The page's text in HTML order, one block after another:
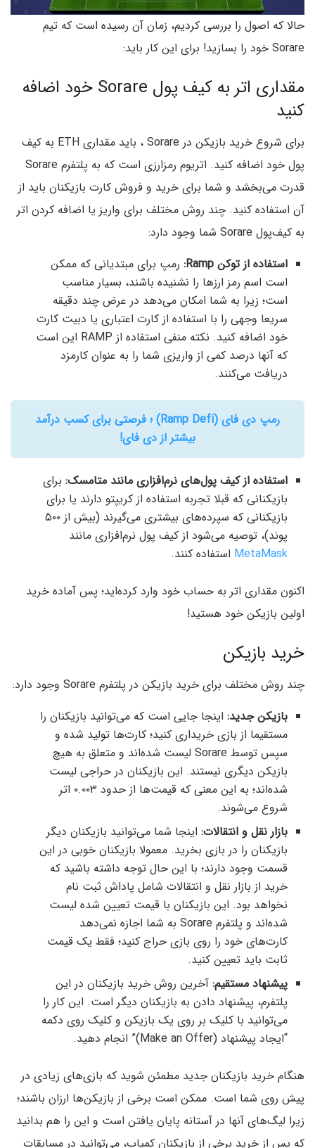
حالا که اصول را بررسی کردیم، زمان آن رسیده است که تیم
Sorare خود را بسازید! برای این کار باید:
مقداری اتر به کیف پول Sorare خود اضافه
کنید
برای شروع خرید بازیکن در Sorare ، باید مقداری ETH به کیف
پول خود اضافه کنید. اتریوم رمزارزی است که به پلتفرم Sorare
قدرت می‌بخشد و شما برای خرید و فروش کارت بازیکنان باید از
آن استفاده کنید. چند روش مختلف برای واریز یا اضافه کردن اتر
به کیف‌پول Sorare شما وجود دارد:
استفاده از توکن Ramp:
رمپ برای مبتدیانی که ممکن
است اسم رمز ارزها را نشنیده باشند، بسیار مناسب
است؛ زیرا به شما امکان می‌دهد در عرض چند دقیقه
سریعا وجهی را با استفاده از کارت اعتباری یا دبیت کارت
خود اضافه کنید. نکته منفی استفاده از RAMP این است
که آنها درصد کمی از واریزی شما را به عنوان کارمزد
دریافت می‌کنند.
رمپ دی فای (Ramp Defi) ؛ فرصتی برای کسب درآمد
بیشتر از دی فای!
استفاده از کیف پول‌های نرم‌افزاری مانند متامسک: برای
بازیکنانی که قبلا تجربه استفاده از کریپتو دارند یا برای
بازیکنانی که سپرده‌های بیشتری می‌گیرند (بیش از ۵۰۰
پوند)، توصیه می‌شود از کیف پول نرم‌افزاری مانند
MetaMask استفاده کنند.
اکنون مقداری اتر به حساب خود وارد کرده‌اید؛ پس آماده خرید
اولین بازیکن خود هستید!
خرید بازیکن
چند روش مختلف برای خرید بازیکن در پلتفرم Sorare وجود دارد:
بازیکن جدید: اینجا جایی است که می‌توانید بازیکنان را
مستقیما از بازی خریداری کنید؛ کارت‌ها تولید شده و
سپس توسط Sorare لیست شده‌اند و متعلق به هیچ
بازیکن دیگری نیستند. این بازیکنان در حراجی لیست
شده‌اند؛ به این معنی که قیمت‌ها از حدود ۰.۰۰۳ اتر
شروع می‌شوند.
بازار نقل و انتقالات: اینجا شما می‌توانید بازیکنان دیگر
بازیکنان را در بازی بخرید. معمولا بازیکنان خوبی در این
قسمت وجود دارند؛ با این حال توجه داشته باشید که
خرید از بازار نقل و انتقالات شامل پاداش ثبت نام
نخواهد بود. این بازیکنان با قیمت تعیین شده لیست
شده‌اند و پلتفرم Sorare به شما اجازه نمی‌دهد
کارت‌های خود را روی بازی حراج کنید؛ فقط یک قیمت
ثابت باید تعیین کنید.
پیشنهاد مستقیم: آخرین روش خرید بازیکنان در این
پلتفرم، پیشنهاد دادن به بازیکنان دیگر است. این کار را
می‌توانید با کلیک بر روی یک بازیکن و کلیک روی دکمه
“ایجاد پیشنهاد (Make an Offer)” انجام دهید.
هنگام خرید بازیکنان جدید مطمئن شوید که بازی‌های زیادی در
پیش روی شما است. ممکن است برخی از بازیکن‌ها ارزان باشند؛
زیرا لیگ‌های آنها در آستانه پایان یافتن است و این را هم بدانید
که پس از خرید برخی از بازیکنان کمیاب، می‌توانید در مسابقات